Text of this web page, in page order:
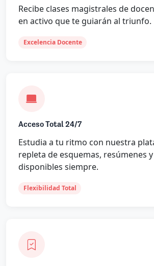
Recibe clases magistrales de
en activo que te guiarán al triunfo.
Excelencia Docente
Acceso Total 24/7
Estudia a tu ritmo con nuestra
repleta de esquemas, resúmenes
disponibles siempre.
Flexibilidad Total